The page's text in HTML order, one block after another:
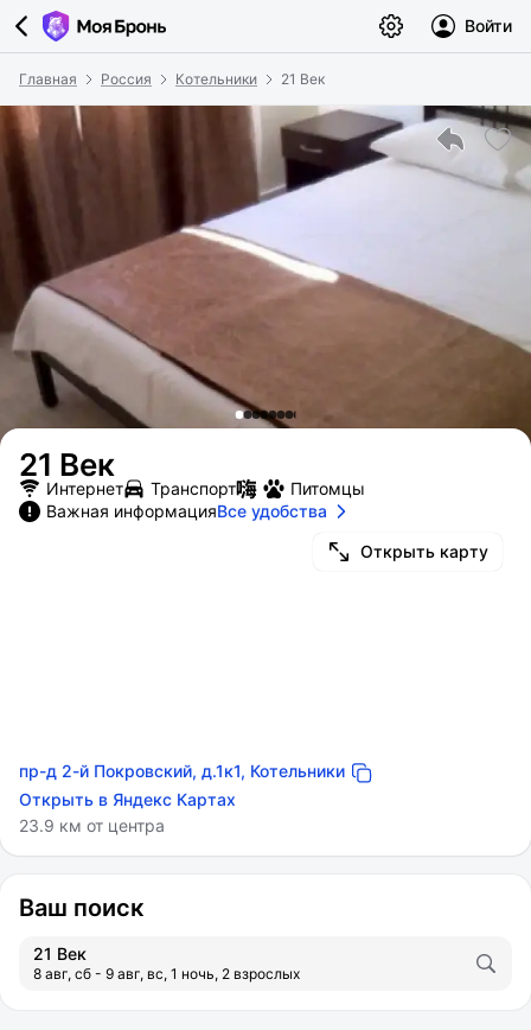
Войти
Главная Россия Котельники 21 Век
21 Век
Открыть карту
пр-д 2-й Покровский, д.1к1, Котельники
Открыть в Яндекс Картах
23.9 км от центра
Интернет Транспорт
Питомцы
Важная информацияВсе удобства
Ваш поиск
21 Век
8 авг, сб - 9 авг, вс, 1 ночь, 2 взрослых